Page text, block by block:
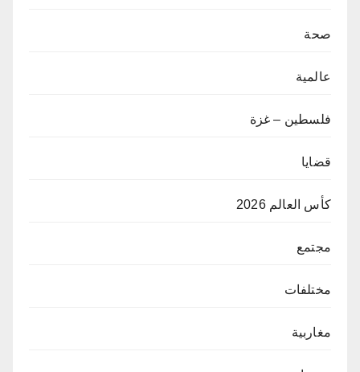
صحة
عالمية
فلسطين – غزة
قضايا
كأس العالم 2026
مجتمع
مختلفات
مغاربية